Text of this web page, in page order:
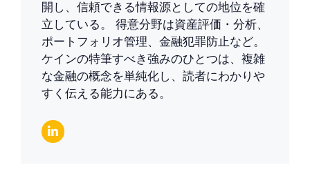
開し、信頼できる情報源としての地位を確
立している。 得意分野は資産評価・分析、
ポートフォリオ管理、金融犯罪防止など。
ケインの特筆すべき強みのひとつは、複雑
な金融の概念を単純化し、読者にわかりや
すく伝える能力にある。